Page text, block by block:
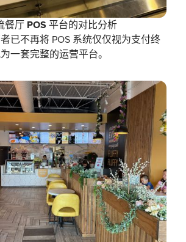
餐厅 POS 平台的对比分析
已不再将 POS 系统仅仅视为支付终
一套完整的运营平台。